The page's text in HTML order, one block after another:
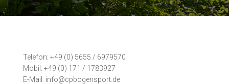
Telefon: +49 (0) 5655 / 6979570
Mobil: +49 (0) 171 / 1783927
E-Mail: info@cpbogensport.de